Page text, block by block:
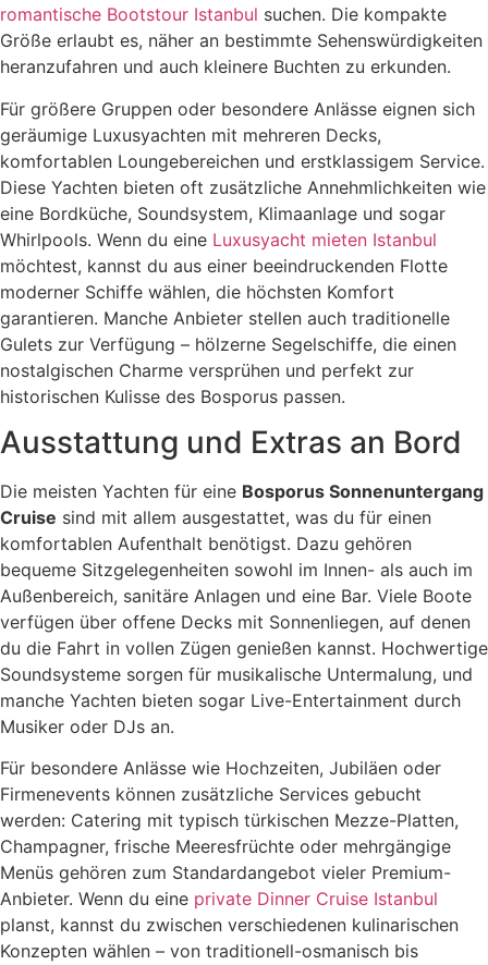
romantische Bootstour Istanbul suchen. Die kompakte
Größe erlaubt es, näher an bestimmte Sehenswürdigkeiten
heranzufahren und auch kleinere Buchten zu erkunden.
Für größere Gruppen oder besondere Anlässe eignen sich
geräumige Luxusyachten mit mehreren Decks,
komfortablen Loungebereichen und erstklassigem Service.
Diese Yachten bieten oft zusätzliche Annehmlichkeiten wie
eine Bordküche, Soundsystem, Klimaanlage und sogar
Whirlpools. Wenn du eine Luxusyacht mieten Istanbul
möchtest, kannst du aus einer beeindruckenden Flotte
moderner Schiffe wählen, die höchsten Komfort
garantieren. Manche Anbieter stellen auch traditionelle
Gulets zur Verfügung – hölzerne Segelschiffe, die einen
nostalgischen Charme versprühen und perfekt zur
historischen Kulisse des Bosporus passen.
Ausstattung und Extras an Bord
Die meisten Yachten für eine Bosporus Sonnenuntergang
Cruise sind mit allem ausgestattet, was du für einen
komfortablen Aufenthalt benötigst. Dazu gehören
bequeme Sitzgelegenheiten sowohl im Innen- als auch im
Außenbereich, sanitäre Anlagen und eine Bar. Viele Boote
verfügen über offene Decks mit Sonnenliegen, auf denen
du die Fahrt in vollen Zügen genießen kannst. Hochwertige
Soundsysteme sorgen für musikalische Untermalung, und
manche Yachten bieten sogar Live-Entertainment durch
Musiker oder DJs an.
Für besondere Anlässe wie Hochzeiten, Jubiläen oder
Firmenevents können zusätzliche Services gebucht
werden: Catering mit typisch türkischen Mezze-Platten,
Champagner, frische Meeresfrüchte oder mehrgängige
Menüs gehören zum Standardangebot vieler Premium-
Anbieter. Wenn du eine private Dinner Cruise Istanbul
planst, kannst du zwischen verschiedenen kulinarischen
Konzepten wählen – von traditionell-osmanisch bis